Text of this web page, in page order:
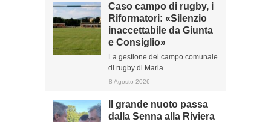
Caso campo di rugby, i
Riformatori: «Silenzio
inaccettabile da Giunta
e Consiglio»
La gestione del campo comunale
di rugby di Maria...
8 Agosto 2026
Il grande nuoto passa
dalla Senna alla Riviera